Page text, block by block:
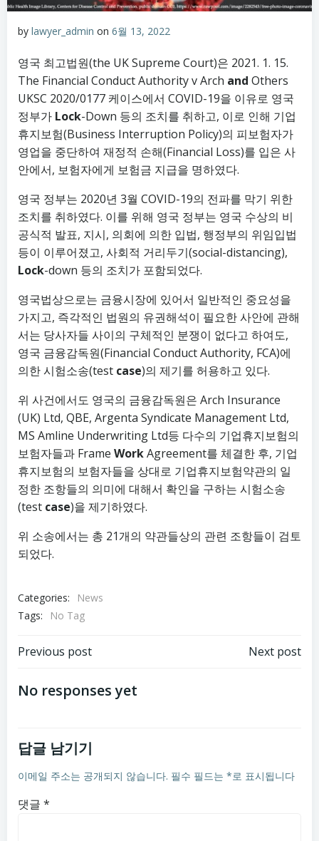
by lawyer_admin on 6월 13, 2022
영국 최고법원(the UK Supreme Court)은 2021. 1. 15.
The Financial Conduct Authority v Arch and Others
UKSC 2020/0177 케이스에서 COVID-19을 이유로 영국
정부가 Lock-Down 등의 조치를 취하고, 이로 인해 기업
휴지보험(Business Interruption Policy)의 피보험자가
영업을 중단하여 재정적 손해(Financial Loss)를 입은 사
안에서, 보험자에게 보험금 지급을 명하였다.
영국 정부는 2020년 3월 COVID-19의 전파를 막기 위한
조치를 취하였다. 이를 위해 영국 정부는 영국 수상의 비
공식적 발표, 지시, 의회에 의한 입법, 행정부의 위임입법
등이 이루어졌고, 사회적 거리두기(social-distancing),
Lock-down 등의 조치가 포함되었다.
영국법상으로는 금융시장에 있어서 일반적인 중요성을
가지고, 즉각적인 법원의 유권해석이 필요한 사안에 관해
서는 당사자들 사이의 구체적인 분쟁이 없다고 하여도,
영국 금융감독원(Financial Conduct Authority, FCA)에
의한 시험소송(test case)의 제기를 허용하고 있다.
위 사건에서도 영국의 금융감독원은 Arch Insurance
(UK) Ltd, QBE, Argenta Syndicate Management Ltd,
MS Amline Underwriting Ltd등 다수의 기업휴지보험의
보험자들과 Frame WorkAgreement를 체결한 후, 기업
휴지보험의 보험자들을 상대로 기업휴지보험약관의 일
정한 조항들의 의미에 대해서 확인을 구하는 시험소송
(test case)을 제기하였다.
위 소송에서는 총 21개의 약관들상의 관련 조항들이 검토
되었다.
Categories:
News
Tags:
No Tag
글
탐
Previous post Next post
No responses yet
답글 남기기
이메일 주소는 공개되지 않습니다. 필수 필드는 *로 표시됩니다
댓글 *